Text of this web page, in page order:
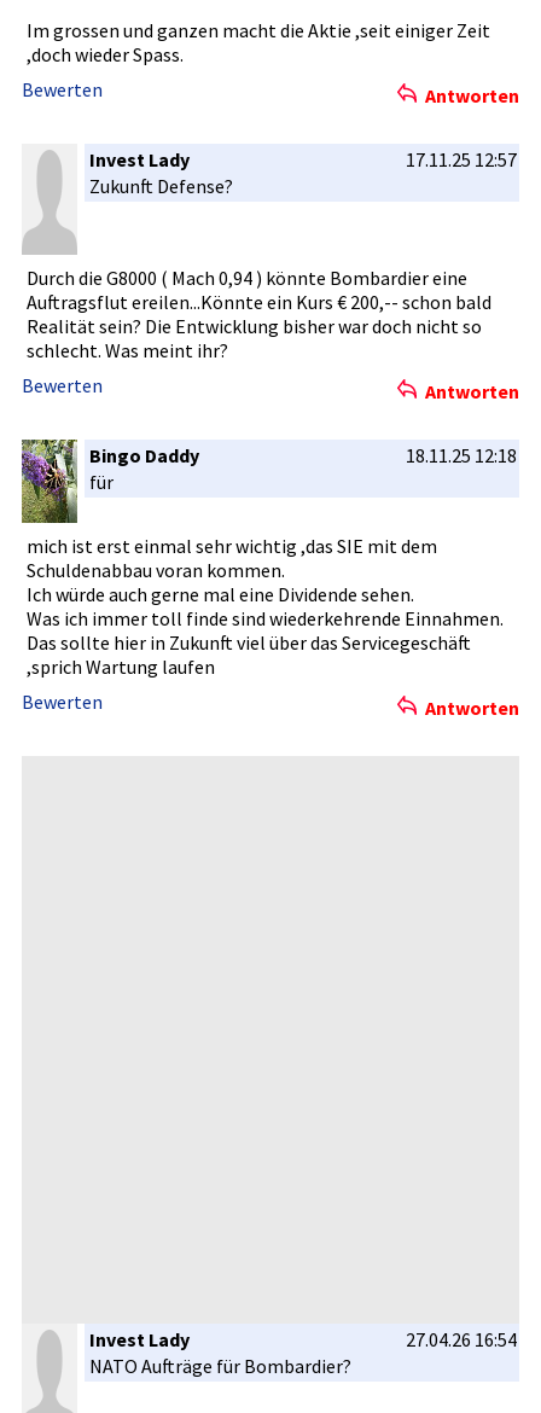
Im grossen und ganzen macht die Aktie ,seit einiger Zeit
,doch wieder Spass.
Bewerten
Antworten
Invest Lady
17.11.25 12:57
Zukunft Defense?
Durch die G8000 ( Mach 0,94 ) könnte Bombardier­ eine
Auftragsfl­ut ereilen...­Könnte ein Kurs € 200,-- schon bald
Realität sein? Die Entwicklun­g bisher war doch nicht so
schlecht. Was meint ihr?
Bewerten
Antworten
Bingo Daddy
18.11.25 12:18
für
mich ist erst einmal sehr wichtig ,das SIE mit dem
Schuldenab­bau voran kommen.
Ich würde auch gerne mal eine Dividende sehen.
Was ich immer toll finde sind wiederkehr­ende Einnahmen.­
Das sollte hier in Zukunft viel über das Serviceges­chäft
,sprich Wartung laufen
Bewerten
Antworten
Invest Lady
27.04.26 16:54
NATO Aufträge für Bombardier­?